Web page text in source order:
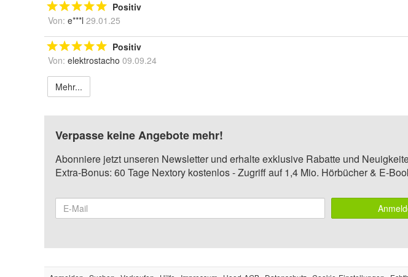
Positiv
Von: e***l 29.01.25
Positiv
Von: elektrostacho 09.09.24
Mehr...
Verpasse keine Angebote mehr!
Abonniere jetzt unseren Newsletter und erhalte exklusive Rabatte und
Extra-Bonus: 60 Tage Nextory kostenlos - Zugriff auf 1,4 Mio. Hörbücher & E-